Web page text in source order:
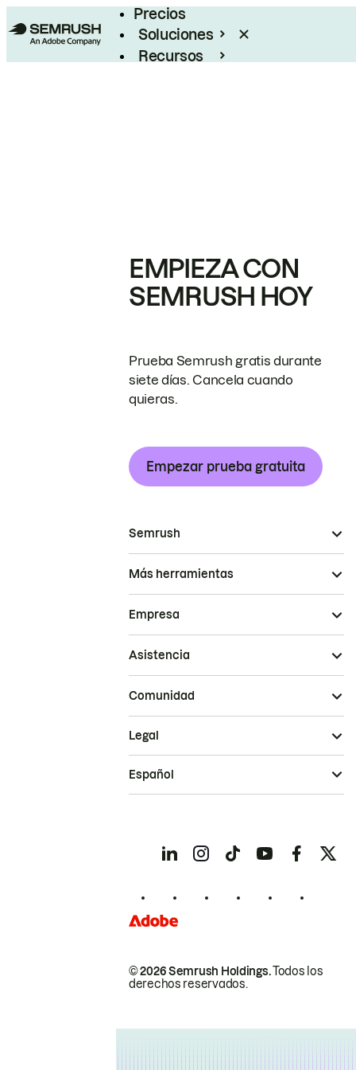
Precios
Soluciones
Recursos
EMPIEZA CON
SEMRUSH HOY
Prueba Semrush gratis durante
siete días. Cancela cuando
quieras.
Empezar prueba gratuita
Semrush
Más herramientas
Empresa
Asistencia
Comunidad
© 2026 Semrush Holdings.Todos los
derechos reservados.
Legal
Español